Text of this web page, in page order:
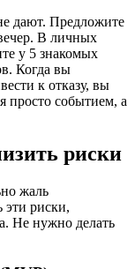
дают. Предложите
В личных
у 5 знакомых
Когда вы
к отказу, вы
просто событием, а
риски
жаль
риски,
Не нужно делать